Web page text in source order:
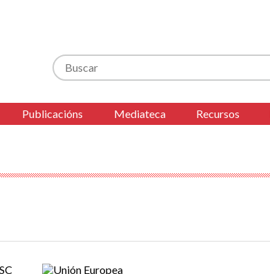
Buscar
Publicacións Mediateca Recursos